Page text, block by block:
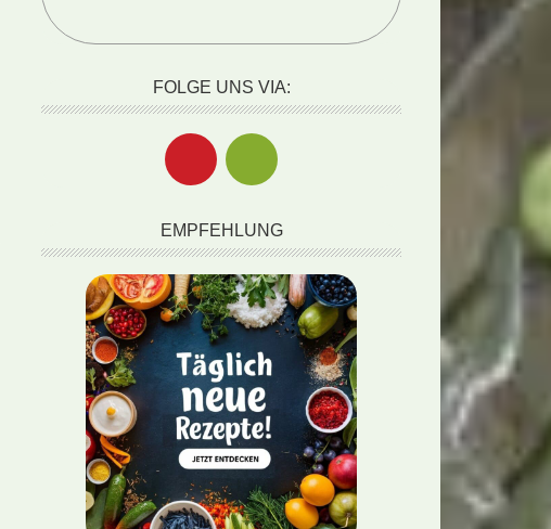
FOLGE UNS VIA:
EMPFEHLUNG